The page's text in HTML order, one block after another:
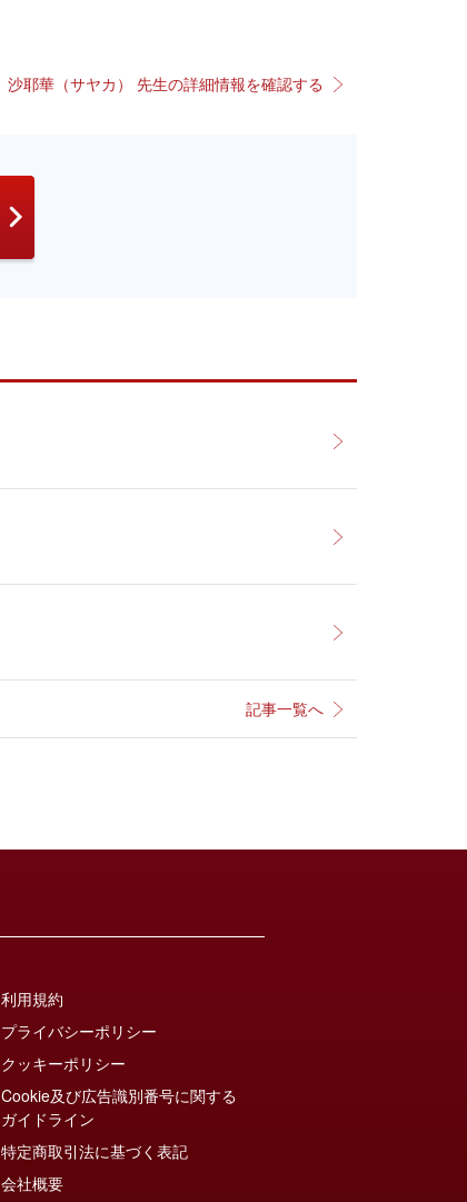
沙耶華（サヤカ） 先生の詳細情報を確認する
記事一覧へ
利用規約
プライバシーポリシー
クッキーポリシー
Cookie及び広告識別番号に関する
ガイドライン
特定商取引法に基づく表記
会社概要